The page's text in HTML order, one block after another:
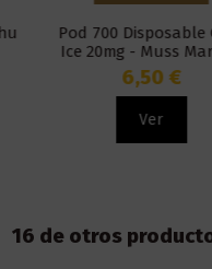
Pod 700 Disposable
Ice 20mg - Muss
6,50 €
Ver
16 de otros